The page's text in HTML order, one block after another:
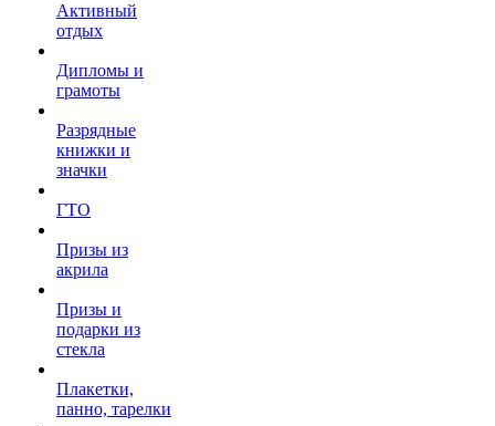
Активный
отдых
Дипломы и
грамоты
Разрядные
книжки и
значки
ГТО
Призы из
акрила
Призы и
подарки из
стекла
Плакетки,
панно, тарелки